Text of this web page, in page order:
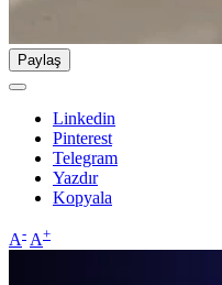
Paylaş
Linkedin
Pinterest
Telegram
Yazdır
Kopyala
A- A+